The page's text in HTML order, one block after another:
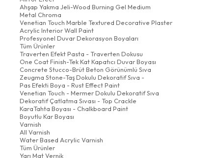
Ahşap Yakma Jeli-Wood Burning Gel Medium
Metal Chroma
Venetian Touch Marble Textured Decorative Plaster
Acrylic Interior Wall Paint
Profesyonel Duvar Dekorasyon Boyaları
Tüm Ürünler
Traverten Efekt Pasta - Traverten Dokusu
One Coat Finish-Tek Kat Kapatıcı Duvar Boyası
Concrete Stucco-Brüt Beton Görünümlü Sıva
Zeugma Stone-Taş Dokulu Dekoratif Sıva -
Pas Efekti Boya - Rust Effect Paint
Venetian Touch - Mermer Dokulu Dekoratif Sıva
Dekoratif Çatlatma Sıvası - Top Crackle
KaraTahta Boyası - Chalkboard Paint
Boyutlu Kar Boyası
Varnish
All Varnish
Water Based Acrylic Varnish
Tüm Ürünler
Yarı Mat Vernik